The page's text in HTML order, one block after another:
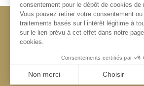
consentement pour le dépôt de cookies de
Vous pouvez retirer votre consentement
traitements basés sur l’intérêt légitime à
sur le lien prévu à cet effet dans notre
cookies.
Consentements certifiés par
Non merci Choisir